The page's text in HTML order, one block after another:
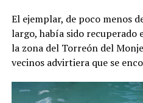
El ejemplar, de poco menos
largo, había sido recuperado
la zona del Torreón del
vecinos advirtiera que se